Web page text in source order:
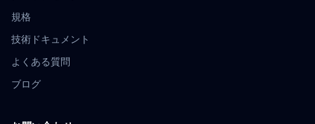
規格
技術ドキュメント
よくある質問
ブログ